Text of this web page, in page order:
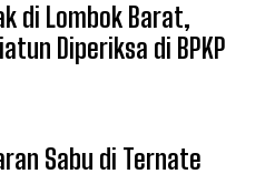
di Lombok Barat,
Diperiksa di BPKP
Sabu di Ternate